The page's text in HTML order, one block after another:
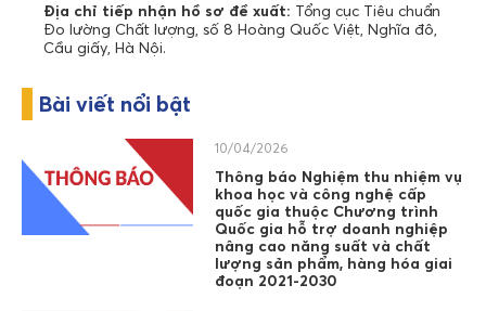
Địa chỉ tiếp nhận hồ sơ đề xuất: Tổng cục Tiêu chuẩn
Đo lường Chất lượng, số 8 Hoàng Quốc Việt, Nghĩa đô,
Cầu giấy, Hà Nội.
Bài viết nổi bật
10/04/2026
Thông báo Nghiệm thu nhiệm vụ
khoa học và công nghệ cấp
quốc gia thuộc Chương trình
Quốc gia hỗ trợ doanh nghiệp
nâng cao năng suất và chất
lượng sản phẩm, hàng hóa giai
đoạn 2021-2030